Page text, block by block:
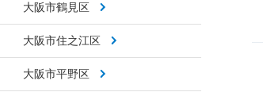
大阪市鶴見区
大阪市住之江区
大阪市平野区